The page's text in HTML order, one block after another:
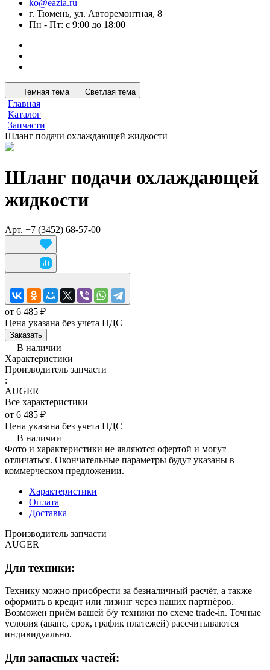
ko@eazia.ru
г. Тюмень, ул. Авторемонтная, 8
Пн - Пт: с 9:00 до 18:00
Темная тема Светлая тема
Главная
Каталог
Запчасти
Шланг подачи охлаждающей жидкости
Шланг подачи охлаждающей
жидкости
Арт. +7 (3452) 68-57-00
от 6 485 ₽
Цена указана без учета НДС
Заказать
В наличии
Характеристики
Производитель запчасти
:
AUGER
Все характеристики
от 6 485 ₽
Цена указана без учета НДС
В наличии
Фото и характеристики не являются офертой и могут
отличаться. Окончательные параметры будут указаны в
коммерческом предложении.
Характеристики
Оплата
Доставка
Производитель запчасти
AUGER
Для техники:
Технику можно приобрести за безналичный расчёт, а также
оформить в кредит или лизинг через наших партнёров.
Возможен приём вашей б/у техники по схеме trade-in. Точные
условия (аванс, срок, график платежей) рассчитываются
индивидуально.
Для запасных частей: